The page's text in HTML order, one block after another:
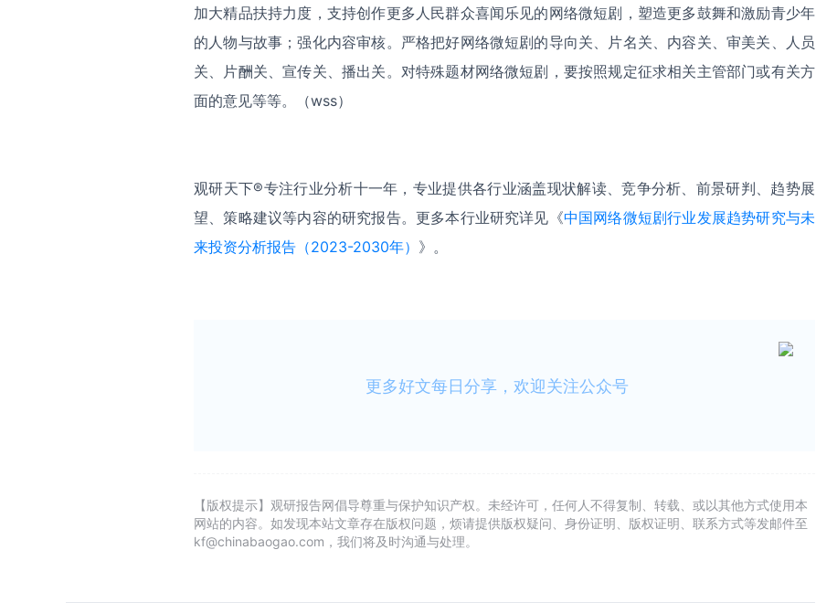
加大精品扶持力度，支持创作更多人民群众喜闻乐见的网络微短剧，塑造更多鼓舞和激励青少年
的人物与故事；强化内容审核。严格把好网络微短剧的导向关、片名关、内容关、审美关、人员
关、片酬关、宣传关、播出关。对特殊题材网络微短剧，要按照规定征求相关主管部门或有关方
面的意见等等。（wss）
观研天下®专注行业分析十一年，专业提供各行业涵盖现状解读、竞争分析、前景研判、趋势展
望、策略建议等内容的研究报告。更多本行业研究详见《中国网络微短剧行业发展趋势研究与未
来投资分析报告（2023-2030年） 》。
更多好文每日分享，欢迎关注公众号
【版权提示】观研报告网倡导尊重与保护知识产权。未经许可，任何人不得复制、转载、或以其他方式使用本
网站的内容。如发现本站文章存在版权问题，烦请提供版权疑问、身份证明、版权证明、联系方式等发邮件至
kf@chinabaogao.com，我们将及时沟通与处理。